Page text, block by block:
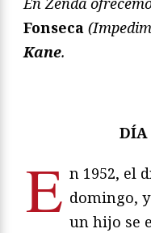
Fonseca
Kane.
DÍA
E n 1952, el
domingo,
un hijo se